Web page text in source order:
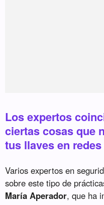
Los expertos
ciertas cosas que
tus llaves en
Varios expertos en
sobre este tipo de
María Aperador, que ha